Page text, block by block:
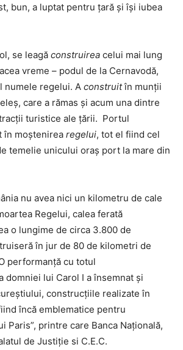
bun, a luptat pentru țară și își iubea
se leagă construirea celui mai lung
vreme – podul de la Cernavodă,
numele regelui. A construitîn munții
care a rămas și acum una dintre
turistice ale țării. Portul
în moştenirea regelui, tot el fiind cel
temelie unicului oraș port la mare din
nu avea nici un kilometru de cale
Regelui, calea ferată
o lungime de circa 3.800 de
în jur de 80 de kilometri de
performanţă cu totul
domniei lui Carol I a însemnat și
construcțiile realizate în
încă emblematice pentru
Paris”, printre care Banca Națională,
de Justiție si C.E.C.